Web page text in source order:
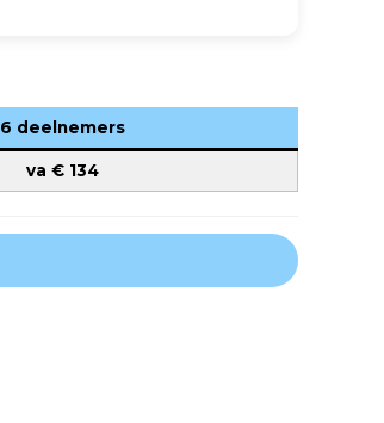
6 deelnemers
va € 134